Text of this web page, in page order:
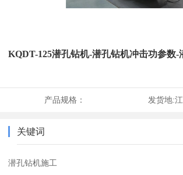
KQDT-125潜孔钻机-潜孔钻机冲击功参数-
产品规格： 发货地:
关键词
潜孔钻机施工